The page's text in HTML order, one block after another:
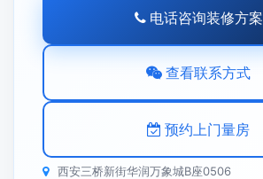
电话咨询装修方案
查看联系方式
预约上门量房
西安三桥新街华润万象城B座0506